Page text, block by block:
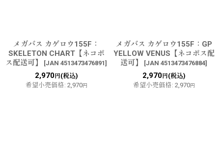
メガバス カゲロウ155F：
SKELETON CHART【ネコポ
ス配送可】
[JAN 4513473476891]
2,970円(税込)
希望小売価格: 2,970円
メガバス カゲロウ155F：GP
YELLOW VENUS【ネコポス配
送可】
[JAN 4513473476884]
2,970円(税込)
希望小売価格: 2,970円